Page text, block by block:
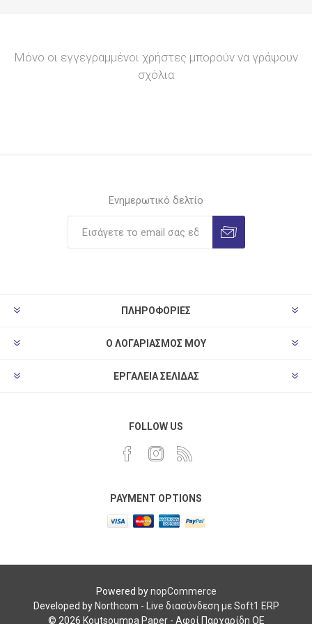
Μόνο οι εγγεγραμμένοι χρήστες μπορούν να γράψουν
σχόλια
Ενημερωτικό δελτίο
ΠΛΗΡΟΦΟΡΊΕΣ
Ο ΛΟΓΑΡΙΑΣΜΌΣ ΜΟΥ
ΕΡΓΑΛΕΊΑ ΣΕΛΊΔΑΣ
FOLLOW US
PAYMENT OPTIONS
Powered bynopCommerce
Developed by Northcom -
Live διασύνδεση με Soft1 ERP
© 2026 Koutsoumpa Paper - Αφοί Παρχαρίδη ΟΕ